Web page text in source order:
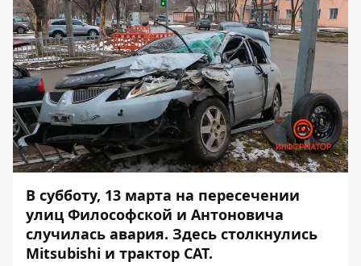
В субботу, 13 марта на пересечении
улиц Философской и Антоновича
случилась авария. Здесь столкнулись
Mitsubishi и трактор CAT.